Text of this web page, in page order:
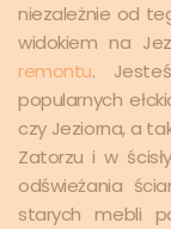
niezależnie od
widokiem na
remontu.
popularnych
czy Jeziorna, a
Zatorzu i w
odświeżania
starych mebli